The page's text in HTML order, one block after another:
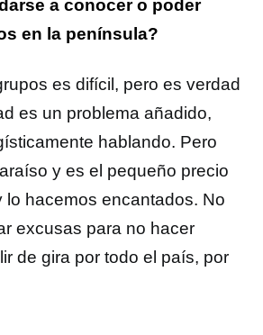
a conocer o poder
en la península?
es difícil, pero es verdad
es un problema añadido,
hablando. Pero
y es el pequeño precio
lo hacemos encantados. No
excusas para no hacer
de gira por todo el país, por